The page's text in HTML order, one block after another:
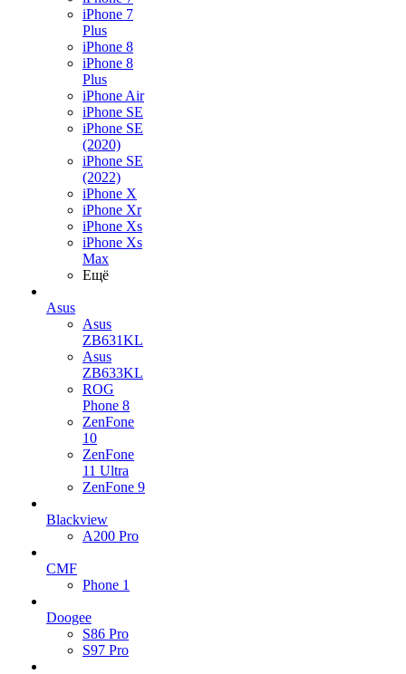
iPhone 7
Plus
iPhone 8
iPhone 8
Plus
iPhone Air
iPhone SE
iPhone SE
(2020)
iPhone SE
(2022)
iPhone X
iPhone Xr
iPhone Xs
iPhone Xs
Max
Ещё
Asus
Asus
ZB631KL
Asus
ZB633KL
ROG
Phone 8
ZenFone
10
ZenFone
11 Ultra
ZenFone 9
Blackview
A200 Pro
CMF
Phone 1
Doogee
S86 Pro
S97 Pro